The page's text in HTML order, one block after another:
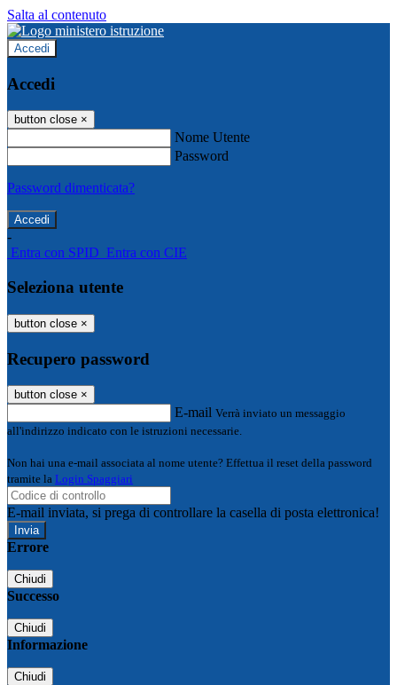
Salta al contenuto
Accedi
Accedi
button close ×
Nome Utente
Password
Password dimenticata?
-
Entra con SPID Entra con CIE
Seleziona utente
button close ×
Recupero password
button close ×
E-mail Verrà inviato un messaggio
all'indirizzo indicato con le istruzioni necessarie.
Non hai una e-mail associata al nome utente? Effettua il reset della password
tramite la Login Spaggiari
E-mail inviata, si prega di controllare la casella di posta elettronica!
Errore
Chiudi
Successo
Chiudi
Informazione
Chiudi